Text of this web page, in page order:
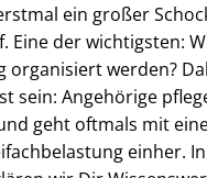
ein großer
Eine der wichtigsten:
organisiert werden?
sein: Angehörige
geht oftmals mit
einher.